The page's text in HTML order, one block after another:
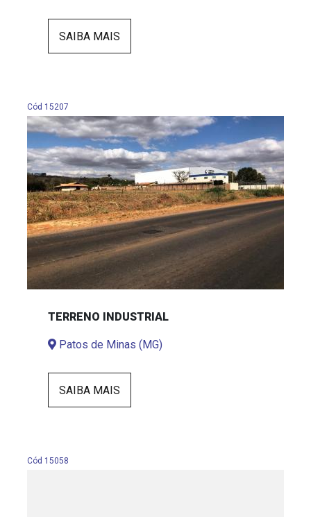
SAIBA MAIS
Cód 15207
TERRENO INDUSTRIAL
Patos de Minas (MG)
SAIBA MAIS
Cód 15058